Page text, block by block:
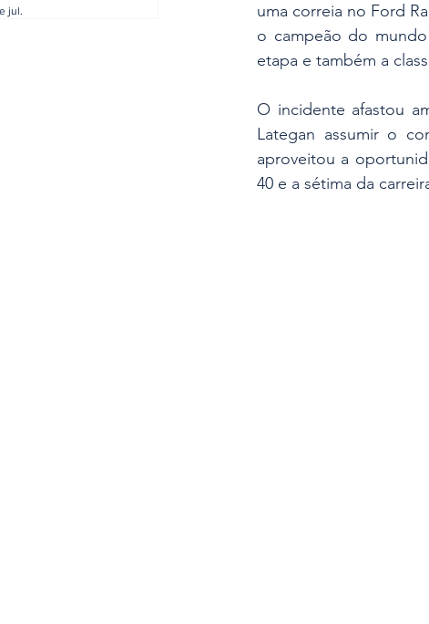
uma correia no Ford
o campeão do
etapa e também a
O incidente afastou
Lategan assumir o
aproveitou a
40 e a sétima da
jul.